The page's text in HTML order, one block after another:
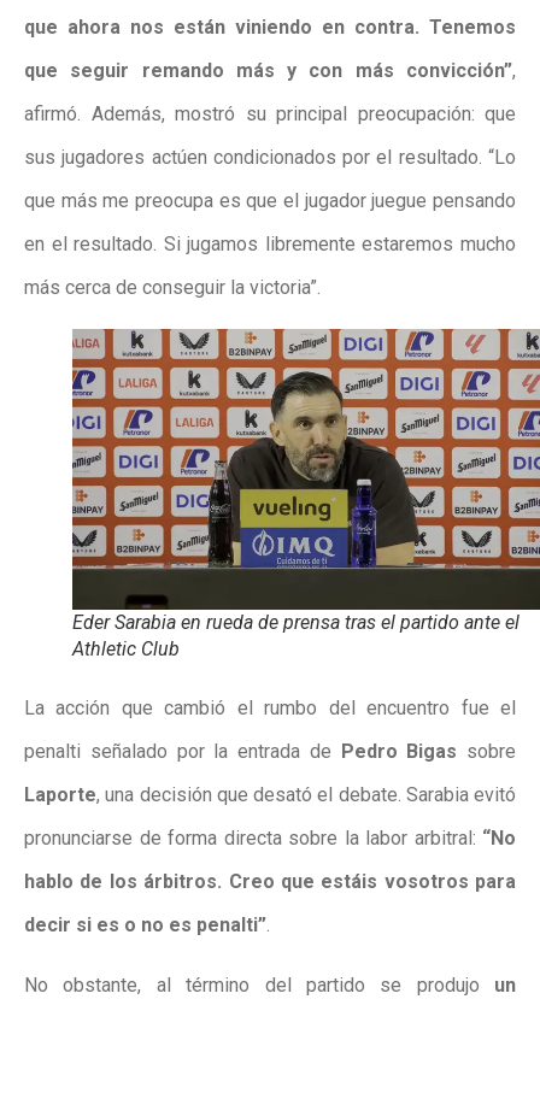
que ahora nos están viniendo en contra. Tenemos
que seguir remando más y con más convicción”,
afirmó. Además, mostró su principal preocupación: que
sus jugadores actúen condicionados por el resultado. “Lo
que más me preocupa es que el jugador juegue pensando
en el resultado. Si jugamos libremente estaremos mucho
más cerca de conseguir la victoria”.
Eder Sarabia en rueda de prensa tras el partido ante el
Athletic Club
La acción que cambió el rumbo del encuentro fue el
penalti señalado por la entrada de Pedro Bigas sobre
Laporte, una decisión que desató el debate. Sarabia evitó
pronunciarse de forma directa sobre la labor arbitral: “No
hablo de los árbitros. Creo que estáis vosotros para
decir si es o no es penalti”.
No obstante, al término del partido se produjo un